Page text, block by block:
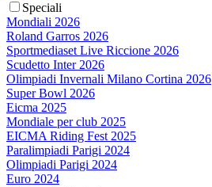
Speciali
Mondiali 2026
Roland Garros 2026
Sportmediaset Live Riccione 2026
Scudetto Inter 2026
Olimpiadi Invernali Milano Cortina 2026
Super Bowl 2026
Eicma 2025
Mondiale per club 2025
EICMA Riding Fest 2025
Paralimpiadi Parigi 2024
Olimpiadi Parigi 2024
Euro 2024